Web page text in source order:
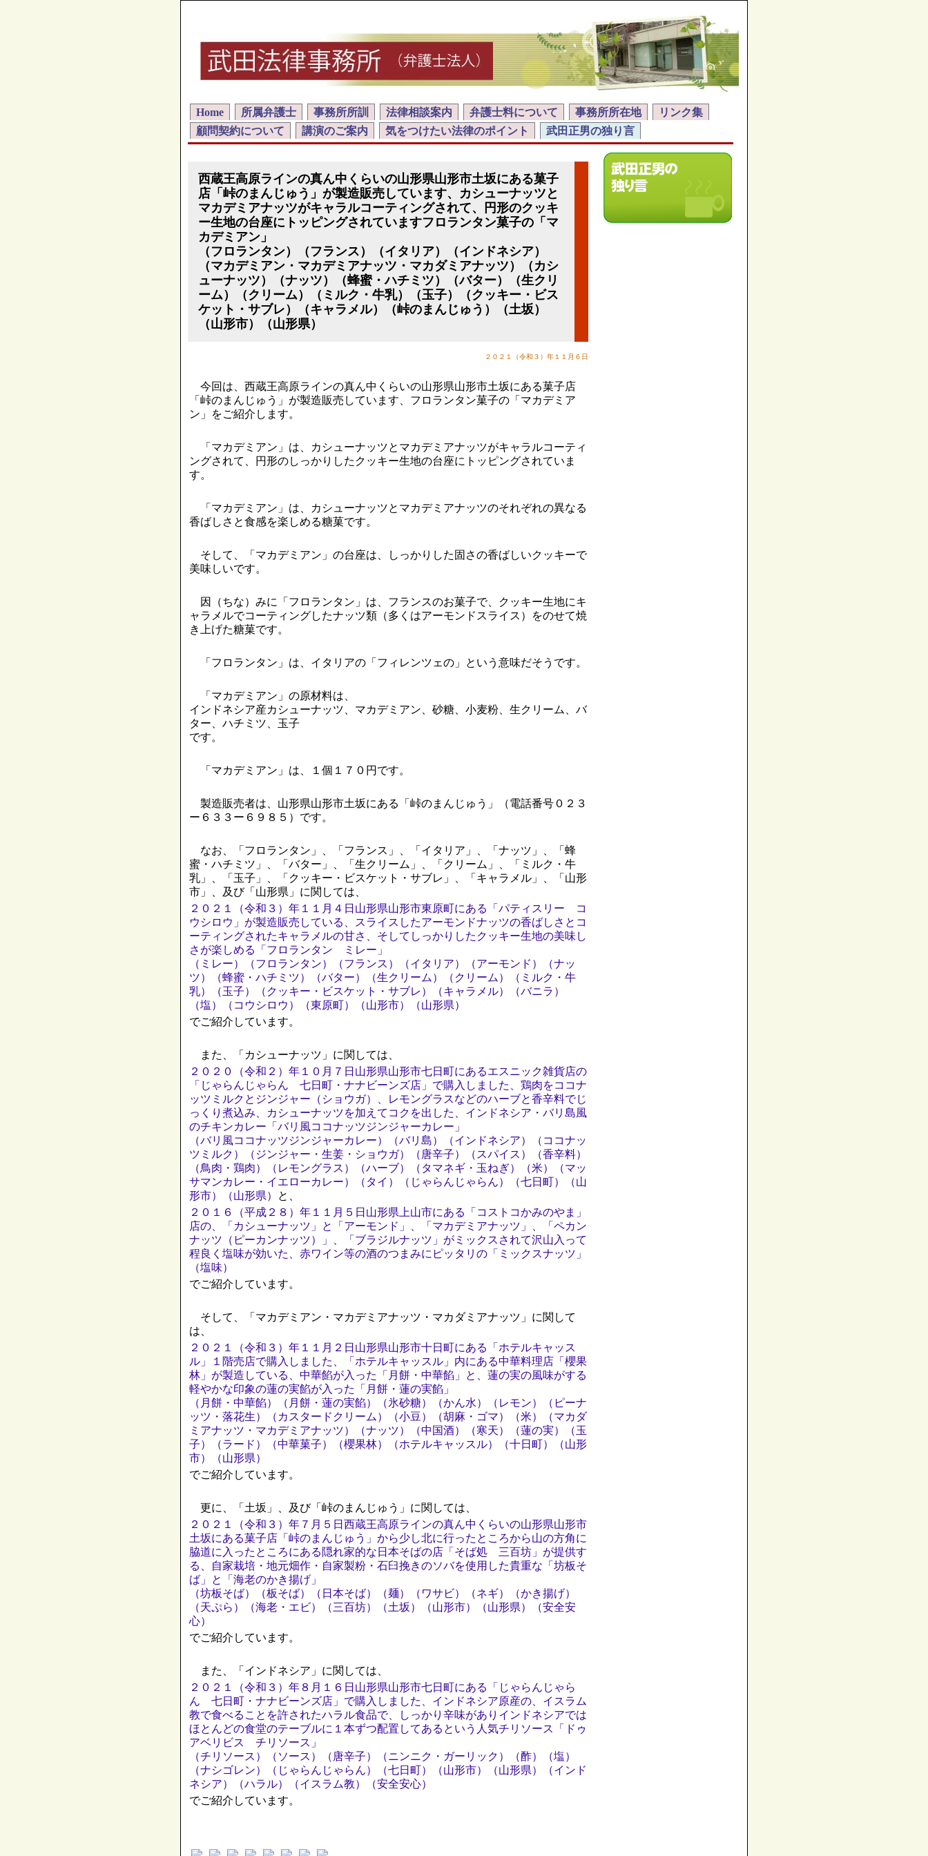
Home 所属弁護士 事務所所訓 法律相談案内 弁護士料について 事務所所在地
リンク集
顧問契約について
講演のご案内 気をつけたい法律のポイント 武田正男の独り言
西蔵王高原ラインの真ん中くらいの山形県山形市土坂にある菓子
店「峠のまんじゅう」が製造販売しています、カシューナッツと
マカデミアナッツがキャラルコーティングされて、円形のクッキ
ー生地の台座にトッピングされていますフロランタン菓子の「マ
カデミアン」
（フロランタン）（フランス）（イタリア）（インドネシア）
（マカデミアン・マカデミアナッツ・マカダミアナッツ）（カシ
ューナッツ）（ナッツ）（蜂蜜・ハチミツ）（バター）（生クリ
ーム）（クリーム）（ミルク・牛乳）（玉子）（クッキー・ビス
ケット・サブレ）（キャラメル）（峠のまんじゅう）（土坂）
（山形市）（山形県）
２０２１（令和３）年１１月６日
今回は、西蔵王高原ラインの真ん中くらいの山形県山形市土坂にある菓子店
「峠のまんじゅう」が製造販売しています、フロランタン菓子の「マカデミア
ン」をご紹介します。
「マカデミアン」は、カシューナッツとマカデミアナッツがキャラルコーティ
ングされて、円形のしっかりしたクッキー生地の台座にトッピングされていま
す。
「マカデミアン」は、カシューナッツとマカデミアナッツのそれぞれの異なる
香ばしさと食感を楽しめる糖菓です。
そして、「マカデミアン」の台座は、しっかりした固さの香ばしいクッキーで
美味しいです。
因（ちな）みに「フロランタン」は、フランスのお菓子で、クッキー生地にキ
ャラメルでコーティングしたナッツ類（多くはアーモンドスライス）をのせて焼
き上げた糖菓です。
「フロランタン」は、イタリアの「フィレンツェの」という意味だそうです。
「マカデミアン」の原材料は、
インドネシア産カシューナッツ、マカデミアン、砂糖、小麦粉、生クリーム、バ
ター、ハチミツ、玉子
です。
「マカデミアン」は、１個１７０円です。
製造販売者は、山形県山形市土坂にある「峠のまんじゅう」（電話番号０２３
ー６３３ー６９８５）です。
なお、「フロランタン」、「フランス」、「イタリア」、「ナッツ」、「蜂
蜜・ハチミツ」、「バター」、「生クリーム」、「クリーム」、「ミルク・牛
乳」、「玉子」、「クッキー・ビスケット・サブレ」、「キャラメル」、「山形
市」、及び「山形県」に関しては、
２０２１（令和３）年１１月４日山形県山形市東原町にある「パティスリー コ
ウシロウ」が製造販売している、スライスしたアーモンドナッツの香ばしさとコ
ーティングされたキャラメルの甘さ、そしてしっかりしたクッキー生地の美味し
さが楽しめる「フロランタン ミレー」
（ミレー）（フロランタン）（フランス）（イタリア）（アーモンド）（ナッ
ツ）（蜂蜜・ハチミツ）（バター）（生クリーム）（クリーム）（ミルク・牛
乳）（玉子）（クッキー・ビスケット・サブレ）（キャラメル）（バニラ）
（塩）（コウシロウ）（東原町）（山形市）（山形県）
でご紹介しています。
また、「カシューナッツ」に関しては、
２０２０（令和２）年１０月７日山形県山形市七日町にあるエスニック雑貨店の
「じゃらんじゃらん 七日町・ナナビーンズ店」で購入しました、鶏肉をココナ
ッツミルクとジンジャー（ショウガ）、レモングラスなどのハーブと香辛料でじ
っくり煮込み、カシューナッツを加えてコクを出した、インドネシア・バリ島風
のチキンカレー「バリ風ココナッツジンジャーカレー」
（バリ風ココナッツジンジャーカレー）（バリ島）（インドネシア）（ココナッ
ツミルク）（ジンジャー・生姜・ショウガ）（唐辛子）（スパイス）（香辛料）
（鳥肉・鶏肉）（レモングラス）（ハーブ）（タマネギ・玉ねぎ）（米）（マッ
サマンカレー・イエローカレー）（タイ）（じゃらんじゃらん）（七日町）（山
形市）（山形県）
と、
２０１６（平成２８）年１１月５日山形県上山市にある「コストコかみのやま」
店の、「カシューナッツ」と「アーモンド」、「マカデミアナッツ」、「ペカン
ナッツ（ピーカンナッツ）」、「ブラジルナッツ」がミックスされて沢山入って
程良く塩味が効いた、赤ワイン等の酒のつまみにピッタリの「ミックスナッツ」
（塩味）
でご紹介しています。
そして、「マカデミアン・マカデミアナッツ・マカダミアナッツ」に関して
は、
２０２１（令和３）年１１月２日山形県山形市十日町にある「ホテルキャッス
ル」１階売店で購入しました、「ホテルキャッスル」内にある中華料理店「櫻果
林」が製造している、中華餡が入った「月餅・中華餡」と、蓮の実の風味がする
軽やかな印象の蓮の実餡が入った「月餅・蓮の実餡」
（月餅・中華餡）（月餅・蓮の実餡）（氷砂糖）（かん水）（レモン）（ピーナ
ッツ・落花生）（カスタードクリーム）（小豆）（胡麻・ゴマ）（米）（マカダ
ミアナッツ・マカデミアナッツ）（ナッツ）（中国酒）（寒天）（蓮の実）（玉
子）（ラード）（中華菓子）（櫻果林）（ホテルキャッスル）（十日町）（山形
市）（山形県）
でご紹介しています。
更に、「土坂」、及び「峠のまんじゅう」に関しては、
２０２１（令和３）年７月５日西蔵王高原ラインの真ん中くらいの山形県山形市
土坂にある菓子店「峠のまんじゅう」から少し北に行ったところから山の方角に
脇道に入ったところにある隠れ家的な日本そばの店「そば処 三百坊」が提供す
る、自家栽培・地元畑作・自家製粉・石臼挽きのソバを使用した貴重な「坊板そ
ば」と「海老のかき揚げ」
（坊板そば）（板そば）（日本そば）（麺）（ワサビ）（ネギ）（かき揚げ）
（天ぷら）（海老・エビ）（三百坊）（土坂）（山形市）（山形県）（安全安
心）
でご紹介しています。
また、「インドネシア」に関しては、
２０２１（令和３）年８月１６日山形県山形市七日町にある「じゃらんじゃら
ん 七日町・ナナビーンズ店」で購入しました、インドネシア原産の、イスラム
教で食べることを許されたハラル食品で、しっかり辛味がありインドネシアでは
ほとんどの食堂のテーブルに１本ずつ配置してあるという人気チリソース「ドゥ
アベリビス チリソース」
（チリソース）（ソース）（唐辛子）（ニンニク・ガーリック）（酢）（塩）
（ナシゴレン）（じゃらんじゃらん）（七日町）（山形市）（山形県）（インド
ネシア）（ハラル）（イスラム教）（安全安心）
でご紹介しています。